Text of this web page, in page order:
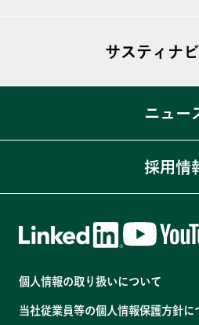
T-MIST
トップメッ
会社概
沿革
サスティナ
ACTION
コンプライア
健康経営
温室効果ガス排
ニュー
採用情
個人情報の取り扱いについて
当社従業員等の個人情報保護方針に